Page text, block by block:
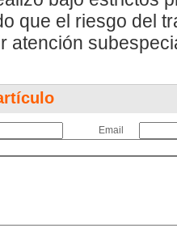
que el riesgo del
atención
Email